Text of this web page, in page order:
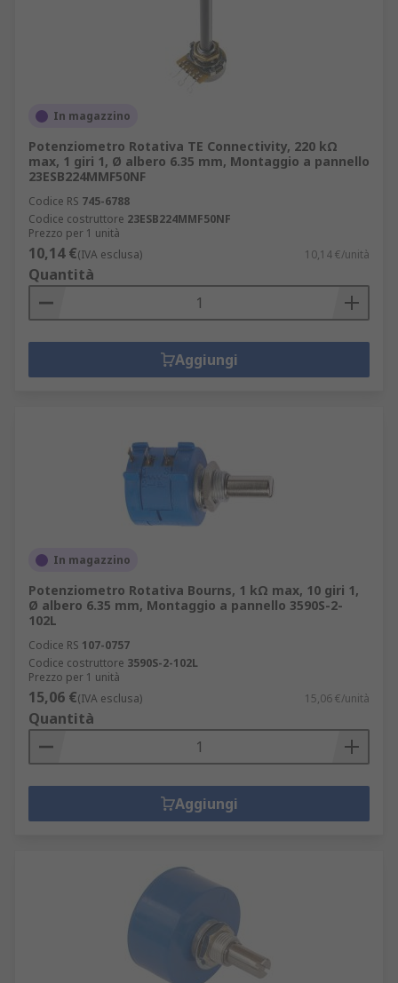
In magazzino
Potenziometro Rotativa TE Connectivity, 220 kΩ
max, 1 giri 1, Ø albero 6.35 mm, Montaggio a pannello
23ESB224MMF50NF
Codice RS 745-6788
Codice costruttore 23ESB224MMF50NF
Prezzo per 1 unità
10,14 €(IVA esclusa) 10,14 €/unità
Quantità
Aggiungi
In magazzino
Potenziometro Rotativa Bourns, 1 kΩ max, 10 giri 1,
Ø albero 6.35 mm, Montaggio a pannello 3590S-2-
102L
Codice RS 107-0757
Codice costruttore 3590S-2-102L
Prezzo per 1 unità
15,06 €(IVA esclusa) 15,06 €/unità
Quantità
Aggiungi